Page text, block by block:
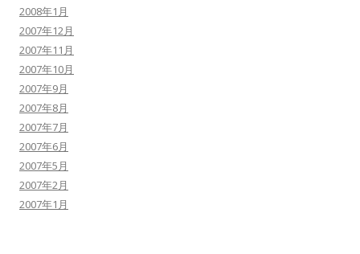
2008年1月
2007年12月
2007年11月
2007年10月
2007年9月
2007年8月
2007年7月
2007年6月
2007年5月
2007年2月
2007年1月